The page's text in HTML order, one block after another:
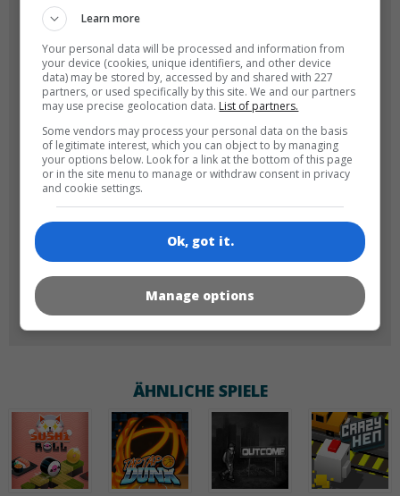
180x180 120x120
60x60
ÄHNLICHE SPIELE
Learn more
Your personal data will be processed and information from
your device (cookies, unique identifiers, and other device
data) may be stored by, accessed by and shared with 227
partners, or used specifically by this site. We and our partners
may use precise geolocation data. List of partners.
Some vendors may process your personal data on the basis
of legitimate interest, which you can object to by managing
your options below. Look for a link at the bottom of this page
or in the site menu to manage or withdraw consent in privacy
and cookie settings.
Ok, got it.
Manage options